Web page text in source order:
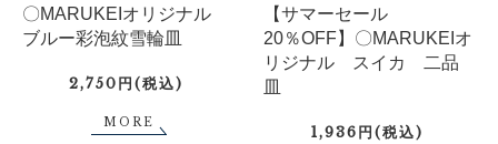
〇MARUKEIオリジナル
ブルー彩泡紋雪輪皿
2,750円(税込)
MORE
【サマーセール
20％OFF】〇MARUKEIオ
リジナル スイカ 二品
皿
1,936円(税込)